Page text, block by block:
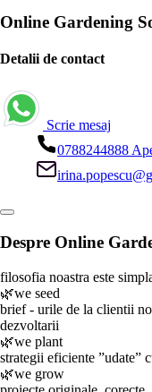
Online Gardening
Detalii de contact
Scrie mesaj
0788244888
Despre Online
filosofia noastra este
🌿we seed
brief - urile de la clientii
dezvoltarii
🌿we plant
strategii eficiente ”udate”
🌿we grow